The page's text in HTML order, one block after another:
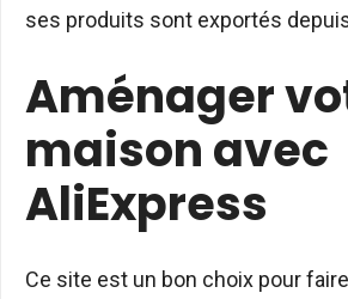
ses produits sont exportés
Aménager
maison avec
AliExpress
Ce site est un bon choix pour